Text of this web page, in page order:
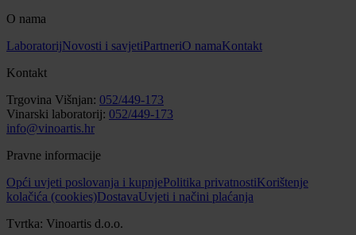
O nama
LaboratorijNovosti i savjetiPartneriO namaKontakt
Kontakt
Trgovina Višnjan: 052/449-173
Vinarski laboratorij: 052/449-173
info@vinoartis.hr
Pravne informacije
Opći uvjeti poslovanja i kupnjePolitika privatnostiKorištenje
kolačića (cookies)DostavaUvjeti i načini plaćanja
Tvrtka: Vinoartis d.o.o.